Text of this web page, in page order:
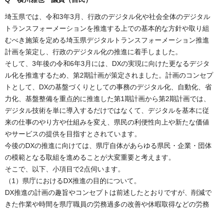
埼玉県では、令和3年3月、行政のデジタル化や社会全体のデジタル
トランスフォーメーションを推進する上での基本的な方針や取り組
むべき施策を定める埼玉県デジタルトランスフォーメーション推進
計画を策定し、行政のデジタル化の推進に着手しました。
そして、3年後の令和6年3月には、DXの実現に向けた更なるデジタ
ル化を推進するため、第2期計画が策定されました。計画のコンセプ
トとして、DXの基盤づくりとしての事務のデジタル化、自動化、省
力化、基盤整備を重点的に推進した第1期計画から第2期計画では、
デジタル技術を単に導入するだけではなくて、デジタルを基本に従
来の仕事のやり方や仕組みを変え、県民の利便性向上や新たな価値
やサービスの提供を目指すとされています。
今後のDXの推進に向けては、県庁自体があらゆる県民・企業・団体
の模範となる取組を進めることが大変重要と考えます。
そこで、以下、小項目で2点伺います。
（1）県庁におけるDX推進の目的について。
DX推進の計画の趣旨やコンセプトは前述したとおりですが、削減で
きた作業や時間を県庁職員の労務過多の改善や休暇取得などの労務